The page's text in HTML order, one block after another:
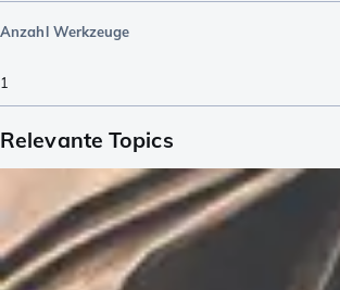
Anzahl Werkzeuge
1
Relevante Topics